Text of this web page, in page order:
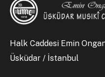
Halk Caddesi Emin
Üsküdar / İstanbul